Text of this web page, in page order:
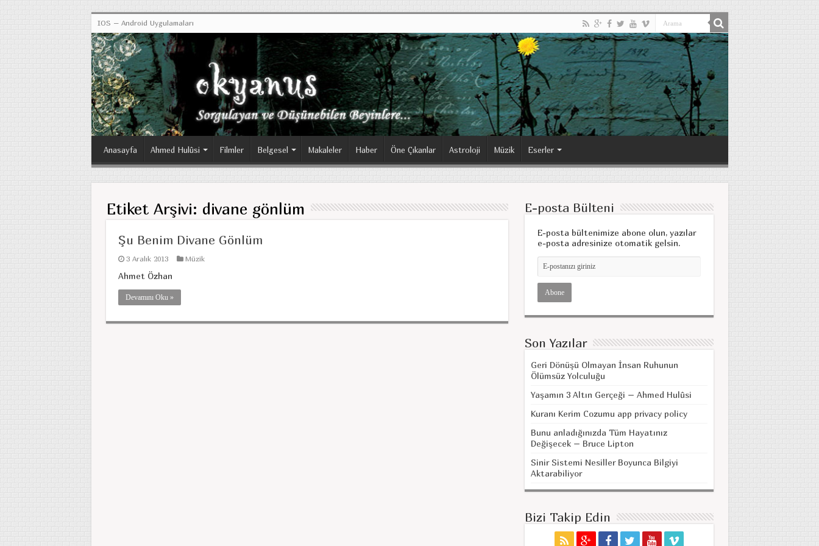
IOS – Android Uygulamaları
Anasayfa Ahmed Hulûsi Filmler Belgesel Makaleler Haber Öne Çıkanlar Astroloji Müzik Eserler
Etiket Arşivi: divane gönlüm
Şu Benim Divane Gönlüm
3 Aralık 2013 Müzik
Ahmet Özhan
Devamını Oku »
E-posta Bülteni
E-posta bültenimize abone olun, yazılar
e-posta adresinize otomatik gelsin.
Son Yazılar
Geri Dönüşü Olmayan İnsan Ruhunun
Ölümsüz Yolculuğu
Yaşamın 3 Altın Gerçeği – Ahmed Hulûsi
Kuranı Kerim Cozumu app privacy policy
Bunu anladığınızda Tüm Hayatınız
Değişecek – Bruce Lipton
Sinir Sistemi Nesiller Boyunca Bilgiyi
Aktarabiliyor
Bizi Takip Edin